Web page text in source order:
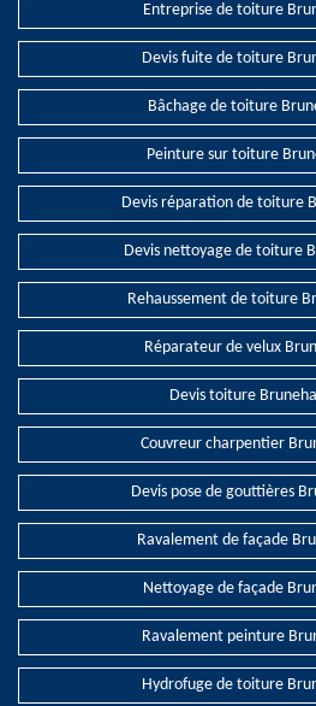
Entreprise de toiture
Devis fuite de toiture
Bâchage de toiture
Peinture sur toiture
Devis réparation de toiture
Devis nettoyage de toiture
Rehaussement de toiture
Réparateur de velux
Devis toiture
Couvreur charpentier
Devis pose de gouttières
Ravalement de façade
Nettoyage de façade
Ravalement peinture
Hydrofuge de toiture